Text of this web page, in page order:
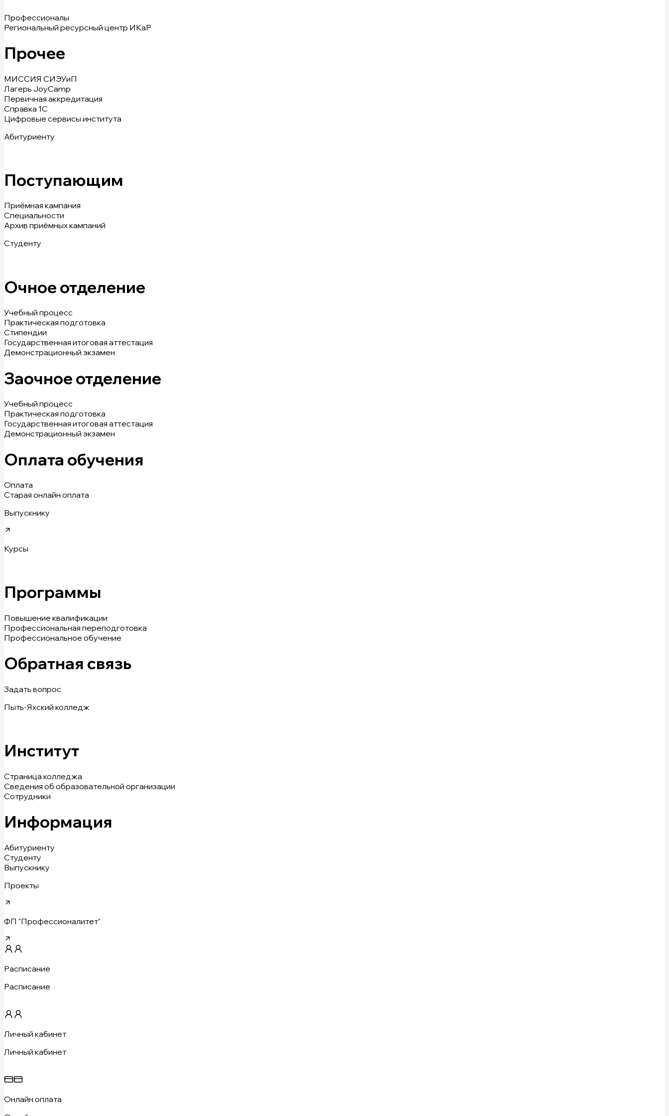
Профессионалы
Региональный ресурсный центр ИКаР
Прочее
МИССИЯ СИЭУиП
Лагерь JoyCamp
Первичная аккредитация
Справка 1С
Цифровые сервисы института
Абитуриенту
Поступающим
Приёмная кампания
Специальности
Архив приёмных кампаний
Студенту
Очное отделение
Учебный процесс
Практическая подготовка
Стипендии
Государственная итоговая аттестация
Демонстрационный экзамен
Заочное отделение
Учебный процесс
Практическая подготовка
Государственная итоговая аттестация
Демонстрационный экзамен
Оплата обучения
Оплата
Старая онлайн оплата
Выпускнику
Курсы
Программы
Повышение квалификации
Профессиональная переподготовка
Профессиональное обучение
Обратная связь
Задать вопрос
Пыть-Яхский колледж
Институт
Страница колледжа
Сведения об образовательной организации
Сотрудники
Информация
Абитуриенту
Студенту
Выпускнику
Проекты
ФП "Профессионалитет"
Расписание
Расписание
Личный кабинет
Личный кабинет
Онлайн оплата